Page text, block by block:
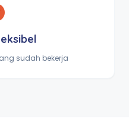
sudah bekerja